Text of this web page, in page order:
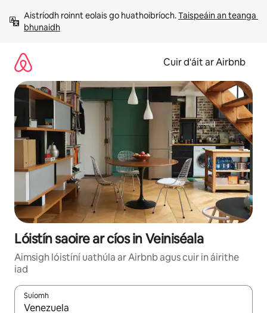
chuig
ábhar
Aistríodh roinnt eolais go huathoibríoch. Taispeáin an teanga
bhunaidh
Cuir d'áit ar Airbnb
Lóistín saoire ar cíos in Veiniséala
Aimsigh lóistíní uathúla ar Airbnb agus cuir in áirithe
iad
Suíomh
Nuair a bheidh torthaí ar fáil, déan nascleanúint le